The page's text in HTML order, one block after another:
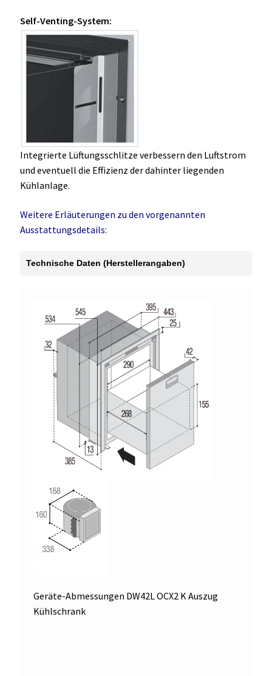
Self-Venting-System:
Integrierte Lüftungsschlitze verbessern den Luftstrom
und eventuell die Effizienz der dahinter liegenden
Kühlanlage.
Weitere Erläuterungen zu den vorgenannten
Ausstattungsdetails:
Technische Daten (Herstellerangaben)
Geräte-Abmessungen DW42L OCX2 K Auszug
Kühlschrank